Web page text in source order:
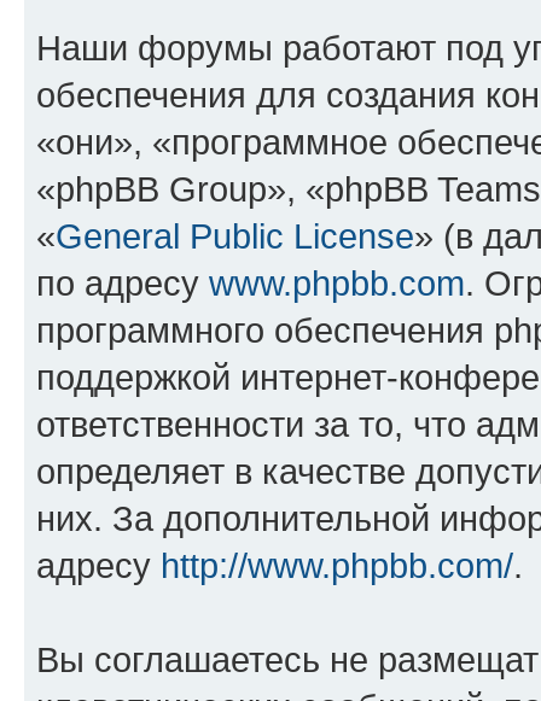
Наши форумы работают под
обеспечения для создания
«они», «программное
«phpBB Group», «phpBB
«General Public License» (в
по адресу www.phpbb.com.
программного обеспечения
поддержкой интернет-
ответственности за то, что
определяет в качестве
них. За дополнительной
адресу http://www.phpbb.com/.
Вы соглашаетесь не